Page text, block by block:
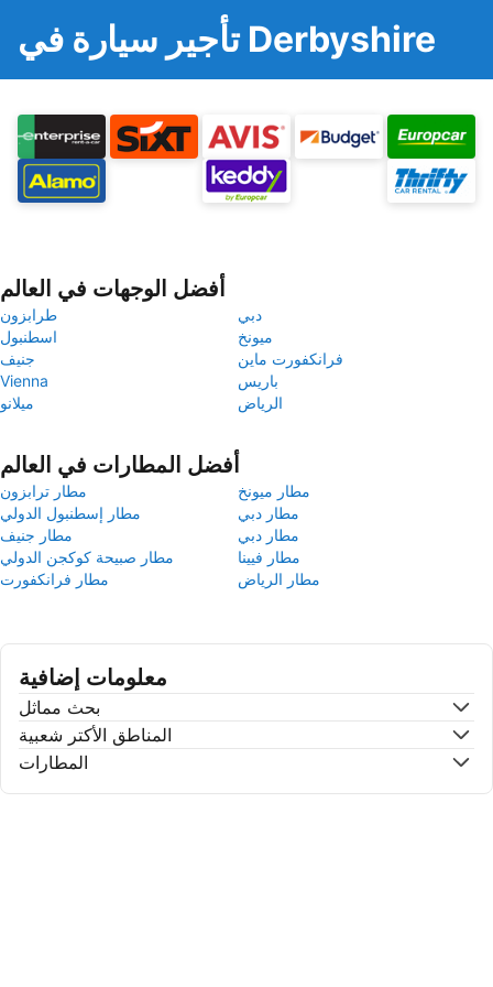
تأجير سيارة في Derbyshire
أفضل الوجهات في العالم
طرابزون
دبي
اسطنبول
ميونخ
جنيف
فرانكفورت ماين
Vienna
باريس
ميلانو
الرياض
أفضل المطارات في العالم
مطار ترابزون
مطار ميونخ
مطار إسطنبول الدولي
مطار دبي
مطار جنيف
مطار دبي
مطار صبيحة كوكجن الدولي
مطار فيينا
مطار فرانكفورت
مطار الرياض
معلومات إضافية
بحث مماثل
المناطق الأكتر شعبية
المطارات